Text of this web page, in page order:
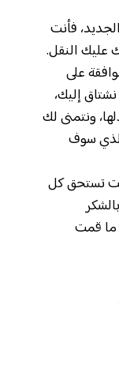
فأنت
عليك النقل.
على
إليك،
ونتمنى لك
سوف
تستحق كل
ما قمت